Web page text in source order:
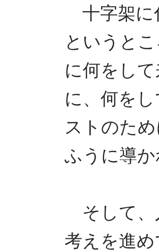
十字架に
というと
に何をし
に、何を
ストのた
ふうに導
そして、
考えを進